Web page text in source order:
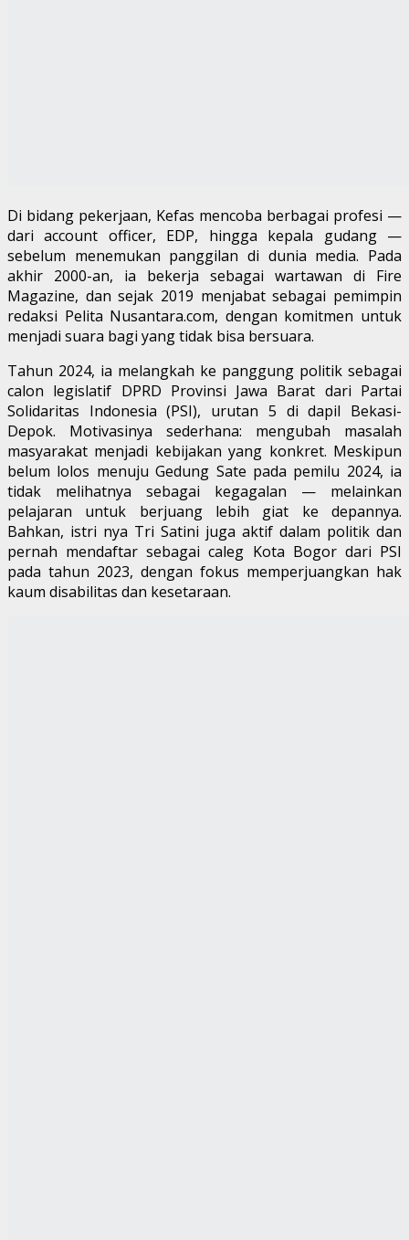
Di bidang pekerjaan, Kefas mencoba berbagai profesi —
dari account officer, EDP, hingga kepala gudang —
sebelum menemukan panggilan di dunia media. Pada
akhir 2000-an, ia bekerja sebagai wartawan di Fire
Magazine, dan sejak 2019 menjabat sebagai pemimpin
redaksi Pelita Nusantara.com, dengan komitmen untuk
menjadi suara bagi yang tidak bisa bersuara.
Tahun 2024, ia melangkah ke panggung politik sebagai
calon legislatif DPRD Provinsi Jawa Barat dari Partai
Solidaritas Indonesia (PSI), urutan 5 di dapil Bekasi-
Depok. Motivasinya sederhana: mengubah masalah
masyarakat menjadi kebijakan yang konkret. Meskipun
belum lolos menuju Gedung Sate pada pemilu 2024, ia
tidak melihatnya sebagai kegagalan — melainkan
pelajaran untuk berjuang lebih giat ke depannya.
Bahkan, istri nya Tri Satini juga aktif dalam politik dan
pernah mendaftar sebagai caleg Kota Bogor dari PSI
pada tahun 2023, dengan fokus memperjuangkan hak
kaum disabilitas dan kesetaraan.